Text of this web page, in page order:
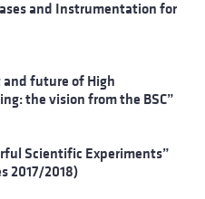
and Instrumentation for
and future of High
the vision from the BSC”
Scientific Experiments”
2017/2018)